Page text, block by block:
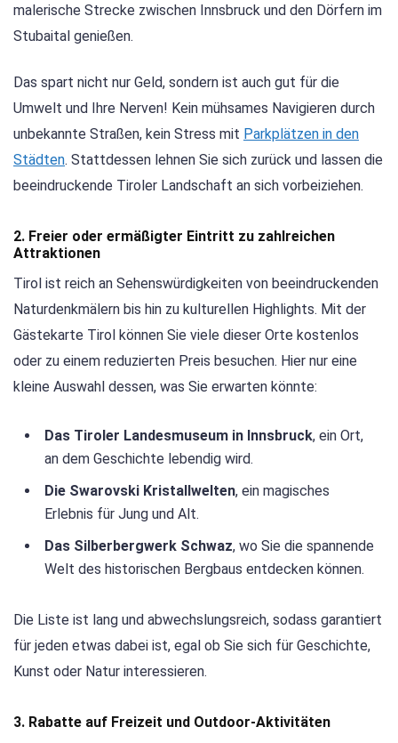
malerische Strecke zwischen Innsbruck und den Dörfern im
Stubaital genießen.
Das spart nicht nur Geld, sondern ist auch gut für die
Umwelt und Ihre Nerven! Kein mühsames Navigieren durch
unbekannte Straßen, kein Stress mit Parkplätzen in den
Städten. Stattdessen lehnen Sie sich zurück und lassen die
beeindruckende Tiroler Landschaft an sich vorbeiziehen.
2. Freier oder ermäßigter Eintritt zu zahlreichen
Attraktionen
Tirol ist reich an Sehenswürdigkeiten von beeindruckenden
Naturdenkmälern bis hin zu kulturellen Highlights. Mit der
Gästekarte Tirol können Sie viele dieser Orte kostenlos
oder zu einem reduzierten Preis besuchen. Hier nur eine
kleine Auswahl dessen, was Sie erwarten könnte:
Das Tiroler Landesmuseum in Innsbruck, ein Ort,
an dem Geschichte lebendig wird.
Die Swarovski Kristallwelten, ein magisches
Erlebnis für Jung und Alt.
Das Silberbergwerk Schwaz, wo Sie die spannende
Welt des historischen Bergbaus entdecken können.
Die Liste ist lang und abwechslungsreich, sodass garantiert
für jeden etwas dabei ist, egal ob Sie sich für Geschichte,
Kunst oder Natur interessieren.
3. Rabatte auf Freizeit und Outdoor-Aktivitäten